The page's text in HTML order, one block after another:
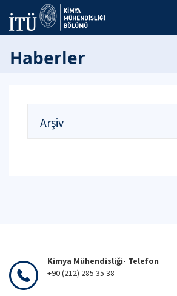
Haberler
Arşiv
Kimya Mühendisliği- Telefon
+90 (212) 285 35 38